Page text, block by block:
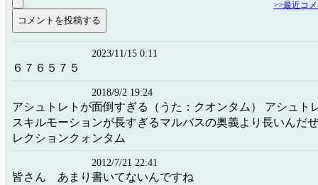
>>最近コ
2023/11/15 0:11
６７６５７５
2018/9/2 19:24
アシュトレトが面倒すぎる（うた：クオンタム） アシュト
スキルモーションが長すぎるマルバスの奥義より長いんだ
レクションクォンタム
2012/7/21 22:41
皆さん あまり書いてないんですね